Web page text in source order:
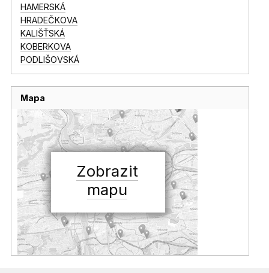
HAMERSKÁ
HRADEČKOVA
KALIŠŤSKÁ
KOBERKOVA
PODLIŠOVSKÁ
Mapa
Zobrazit
mapu